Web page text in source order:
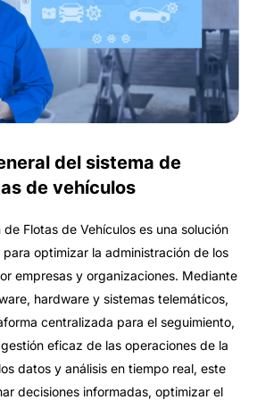
del sistema de
de vehículos
de Flotas de Vehículos es una solución
optimizar la administración de los
empresas y organizaciones. Mediante
hardware y sistemas telemáticos,
centralizada para el seguimiento,
eficaz de las operaciones de la
datos y análisis en tiempo real, este
decisiones informadas, optimizar el